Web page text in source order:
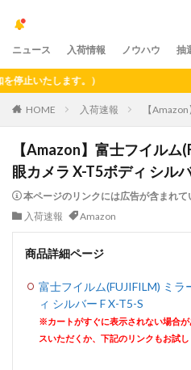
ニュース 入荷情報 ノウハウ 抽
たします。）
HOME 入荷速報 【
【Amazon】富士フイル
眼カメラ X-T5ボディ シル
本ページのリンクには広告が含まれて
入荷速報
Amazon
商品詳細ページ
富士フイルム(FUJIFILM) ミ
ィ シルバー F X-T5-S
※カートがすぐに表示されない場合
スいただくか、下記のリンクもお試し